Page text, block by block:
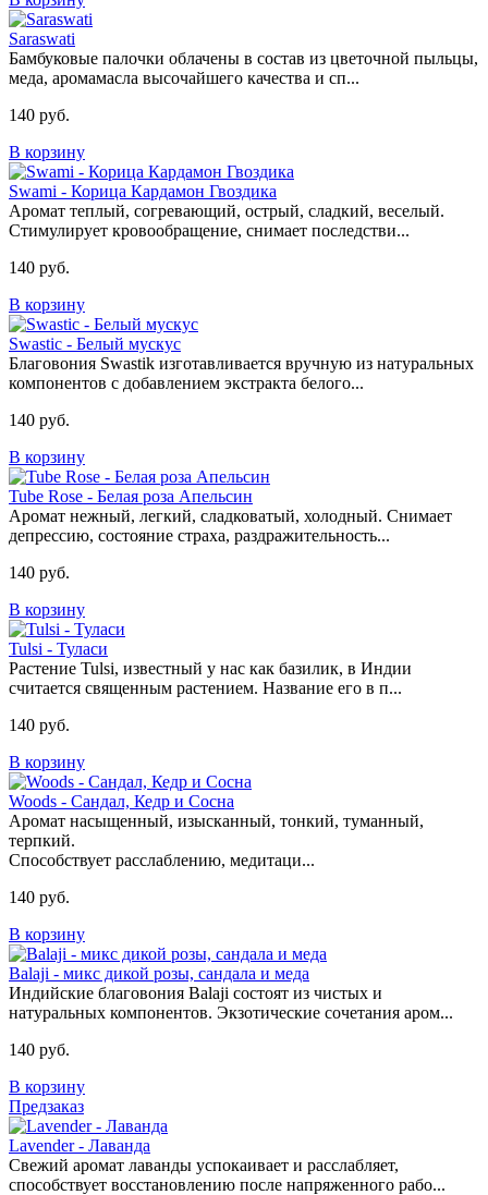
Saraswati
Бамбуковые палочки облачены в состав из цветочной пыльцы,
меда, аромамасла высочайшего качества и сп...
140 руб.
В корзину
Swami - Корица Кардамон Гвоздика
Аромат теплый, согревающий, острый, сладкий, веселый.
Стимулирует кровообращение, снимает последстви...
140 руб.
В корзину
Swastic - Белый мускус
Благовония Swastik изготавливается вручную из натуральных
компонентов с добавлением экстракта белого...
140 руб.
В корзину
Tube Rose - Белая роза Апельсин
Аромат нежный, легкий, сладковатый, холодный. Снимает
депрессию, состояние страха, раздражительность...
140 руб.
В корзину
Tulsi - Туласи
Растение Tulsi, известный у нас как базилик, в Индии
считается священным растением. Название его в п...
140 руб.
В корзину
Woods - Cандал, Кедр и Сосна
Аромат насыщенный, изысканный, тонкий, туманный,
терпкий.
Способствует расслаблению, медитаци...
140 руб.
В корзину
Balaji - микс дикой розы, сандала и меда
Индийские благовония Balaji состоят из чистых и
натуральных компонентов. Экзотические сочетания аром...
140 руб.
В корзину
Предзаказ
Lavender - Лаванда
Свежий аромат лаванды успокаивает и расслабляет,
способствует восстановлению после напряженного рабо...